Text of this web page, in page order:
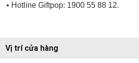
• Hotline Giftpop: 1900 55 88 12.
Vị trí cửa hàng